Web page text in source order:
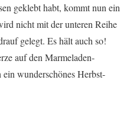
geklebt habt, kommt nun ein
nicht mit der unteren Reihe
gelegt. Es hält auch so!
auf den Marmeladen-
wunderschönes Herbst-